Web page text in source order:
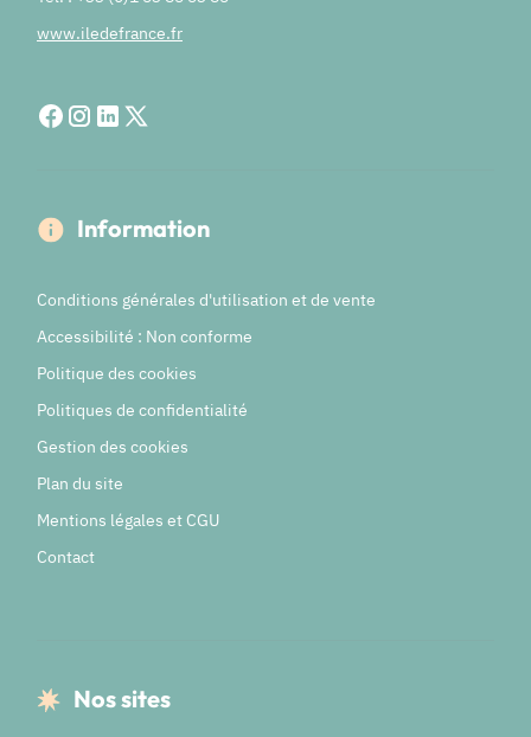
www.iledefrance.fr
Information
Conditions générales d'utilisation et de vente
Accessibilité : Non conforme
Politique des cookies
Politiques de confidentialité
Gestion des cookies
Plan du site
Mentions légales et CGU
Contact
Nos sites